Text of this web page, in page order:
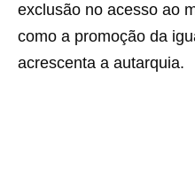
exclusão no acesso ao
como a promoção da
acrescenta a autarquia.